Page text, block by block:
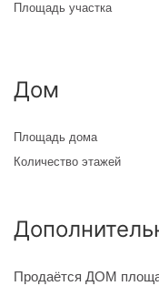
Площадь участка
Дом
Площадь дома
Количество этажей
Продаётся ДОМ